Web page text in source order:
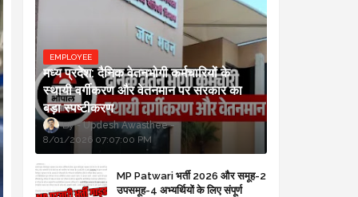
EMPLOYEE
मध्य प्रदेश: दैनिक वेतनभोगी कर्मचारियों के
स्थायी वर्गीकरण और वेतनमान पर सरकार का
बड़ा स्पष्टीकरण
Updesh Awasthee
8/01/2026 07:07:00 PM
MP Patwari भर्ती 2026 और समूह-2
उपसमूह-4 अभ्यर्थियों के लिए संपूर्ण